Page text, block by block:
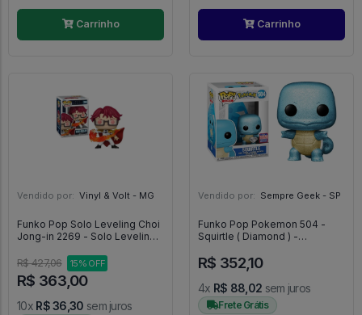
Carrinho Carrinho
Vendido por: Vinyl & Volt - MG
Funko Pop Solo Leveling Choi
Jong-in 2269 - Solo Leveling
R$ 427,06
15% OFF
R$ 363,00
10x R$ 36,30 sem juros
Vendido por: Sempre Geek - SP
Funko Pop Pokemon 504 -
Squirtle ( Diamond ) -
R$ 352,10
4x R$ 88,02 sem juros
Frete Grátis